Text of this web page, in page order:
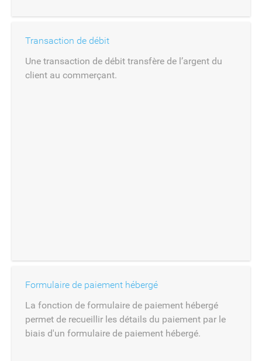
Transaction de débit
Une transaction de débit transfère de l’argent du
client au commerçant.
Formulaire de paiement hébergé
La fonction de formulaire de paiement hébergé
permet de recueillir les détails du paiement par le
biais d'un formulaire de paiement hébergé.